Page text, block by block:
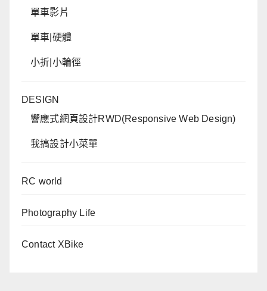
單車影片
單車|硬體
小折|小輪徑
DESIGN
響應式網頁設計RWD(Responsive Web Design)
我搞設計小菜單
RC world
Photography Life
Contact XBike